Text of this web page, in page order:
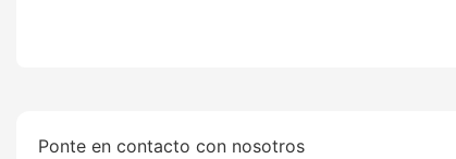
Ponte en contacto con nosotros